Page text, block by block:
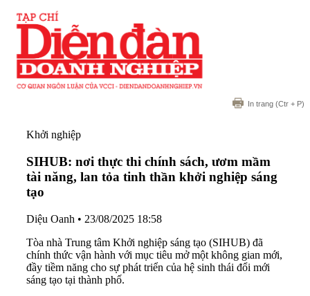
In trang (Ctr + P)
Khởi nghiệp
SIHUB: nơi thực thi chính sách, ươm mầm
tài năng, lan tỏa tinh thần khởi nghiệp sáng
tạo
Diệu Oanh • 23/08/2025 18:58
Tòa nhà Trung tâm Khởi nghiệp sáng tạo (SIHUB) đã
chính thức vận hành với mục tiêu mở một không gian mới,
đầy tiềm năng cho sự phát triển của hệ sinh thái đổi mới
sáng tạo tại thành phố.